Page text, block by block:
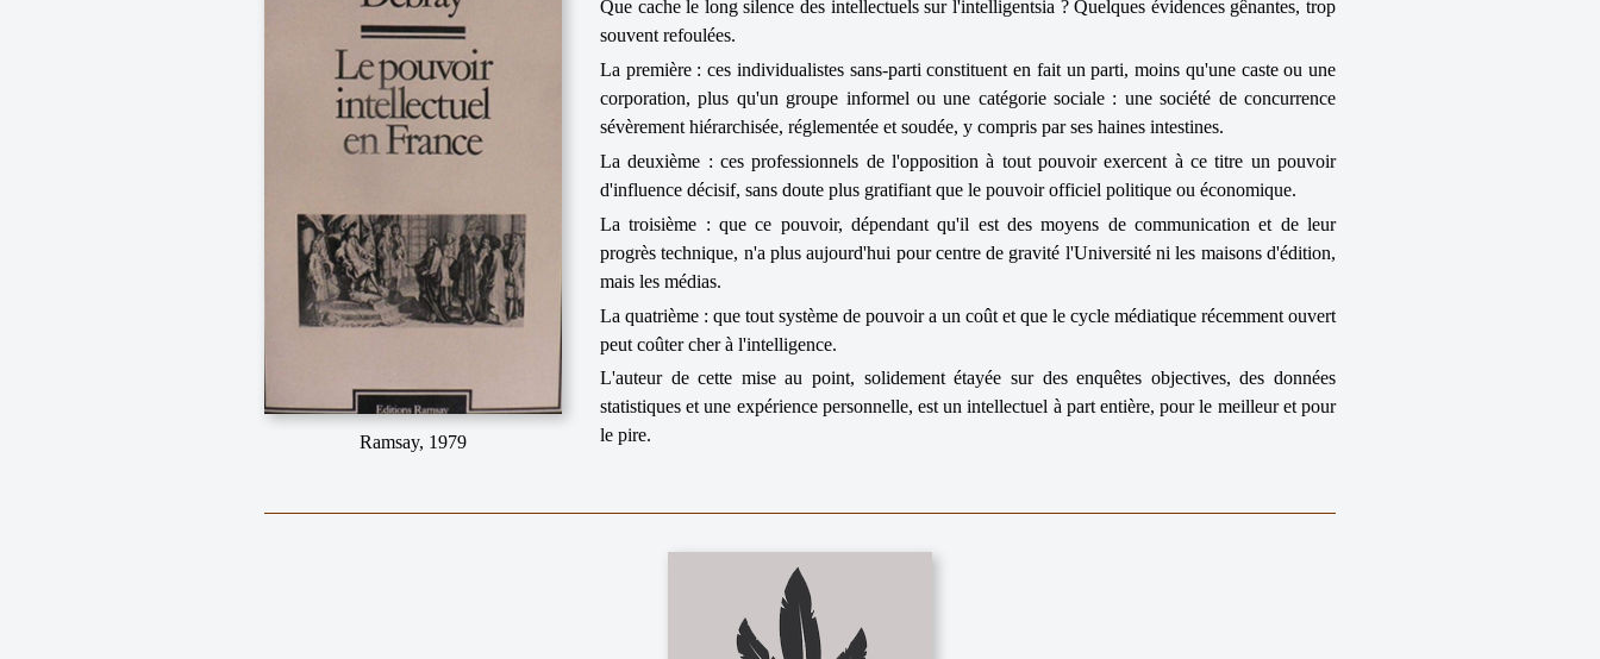
Ramsay, 1979
Que cache le long silence des intellectuels sur l'intelligentsia ? Quelques évidences gênantes, trop
souvent refoulées.
La première : ces individualistes sans-parti constituent en fait un parti, moins qu'une caste ou une
corporation, plus qu'un groupe informel ou une catégorie sociale : une société de concurrence
sévèrement hiérarchisée, réglementée et soudée, y compris par ses haines intestines.
La deuxième : ces professionnels de l'opposition à tout pouvoir exercent à ce titre un pouvoir
d'influence décisif, sans doute plus gratifiant que le pouvoir officiel politique ou économique.
La troisième : que ce pouvoir, dépendant qu'il est des moyens de communication et de leur
progrès technique, n'a plus aujourd'hui pour centre de gravité l'Université ni les maisons d'édition,
mais les médias.
La quatrième : que tout système de pouvoir a un coût et que le cycle médiatique récemment ouvert
peut coûter cher à l'intelligence.
L'auteur de cette mise au point, solidement étayée sur des enquêtes objectives, des données
statistiques et une expérience personnelle, est un intellectuel à part entière, pour le meilleur et pour
le pire.